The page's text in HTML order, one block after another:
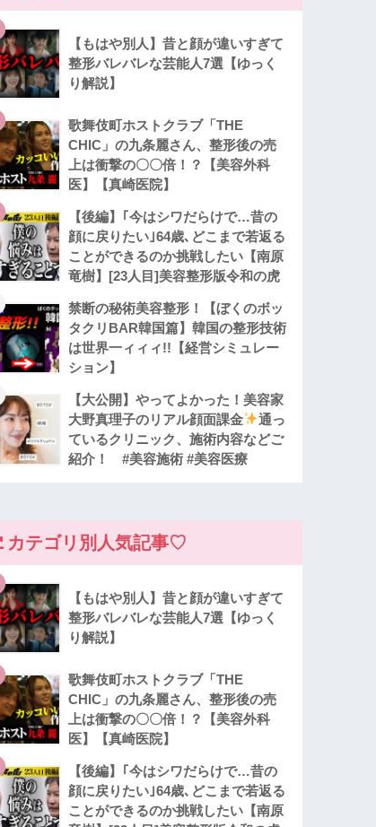
【もはや別人】昔と顔が違いすぎて
整形バレバレな芸能人7選【ゆっく
り解説】
歌舞伎町ホストクラブ「THE
CHIC」の九条麗さん、整形後の売
上は衝撃の〇〇倍！？【美容外科
医】【真崎医院】
【後編】｢今はシワだらけで…昔の
顔に戻りたい｣64歳､どこまで若返る
ことができるのか挑戦したい【南原
竜樹】[23人目]美容整形版令和の虎
禁断の秘術美容整形！【ぼくのボッ
タクリBAR韓国篇】韓国の整形技術
は世界一ィィィ!!【経営シミュレー
ション】
【大公開】やってよかった！美容家
大野真理子のリアル顔面課金
通っ
ているクリニック、施術内容などご
紹介！ #美容施術 #美容医療
カテゴリ別人気記事♡
【もはや別人】昔と顔が違いすぎて
整形バレバレな芸能人7選【ゆっく
り解説】
歌舞伎町ホストクラブ「THE
CHIC」の九条麗さん、整形後の売
上は衝撃の〇〇倍！？【美容外科
医】【真崎医院】
【後編】｢今はシワだらけで…昔の
顔に戻りたい｣64歳､どこまで若返る
ことができるのか挑戦したい【南原